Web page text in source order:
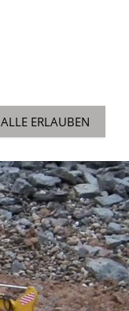
ALLE ERLAUBEN